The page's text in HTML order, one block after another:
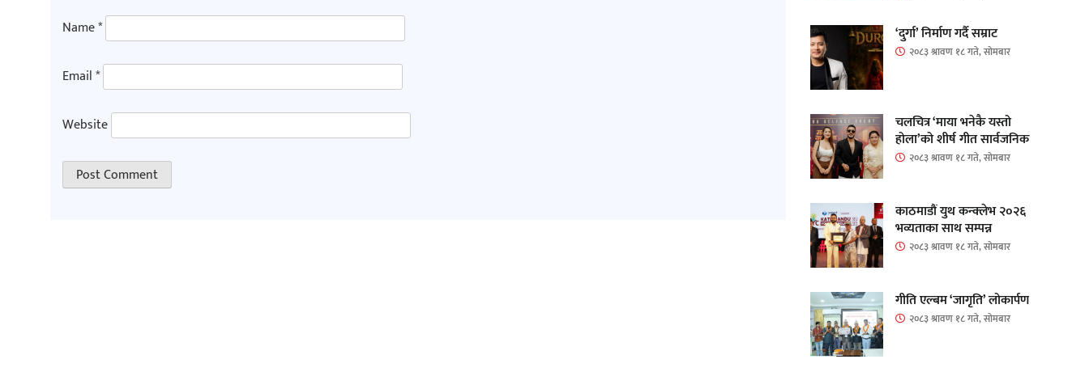
Name*
Email*
Website
‘दुर्गा’ निर्माण गर्दै सम्राट
२०८३ श्रावण १८ गते, सोमबार
चलचित्र ‘माया भनेकै यस्तो
होला’को शीर्ष गीत सार्वजनिक
२०८३ श्रावण १८ गते, सोमबार
काठमाडौं युथ कन्क्लेभ २०२६
भव्यताका साथ सम्पन्न
२०८३ श्रावण १८ गते, सोमबार
गीति एल्बम ‘जागृति’ लोकार्पण
२०८३ श्रावण १८ गते, सोमबार